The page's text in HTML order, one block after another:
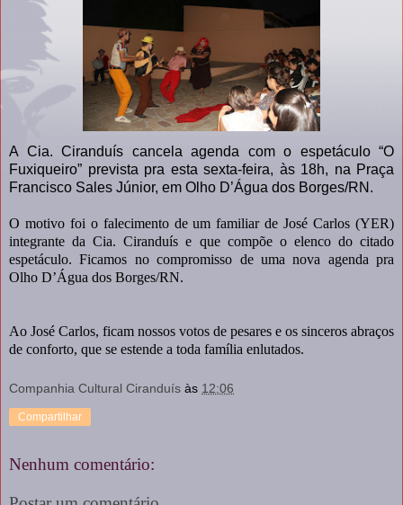
A Cia. Ciranduís cancela agenda com o espetáculo “O
Fuxiqueiro” prevista pra esta sexta-feira, às 18h, na Praça
Francisco Sales Júnior, em Olho D’Água dos Borges/RN.
O motivo foi o falecimento de um familiar de José Carlos (YER)
integrante da Cia. Ciranduís e que compõe o elenco do citado
espetáculo. Ficamos no compromisso de uma nova agenda pra
Olho D’Água dos Borges/RN.
Ao José Carlos, ficam nossos votos de pesares e os sinceros abraços
de conforto, que se estende a toda família enlutados.
Companhia Cultural Ciranduís às 12:06
Compartilhar
Nenhum comentário: